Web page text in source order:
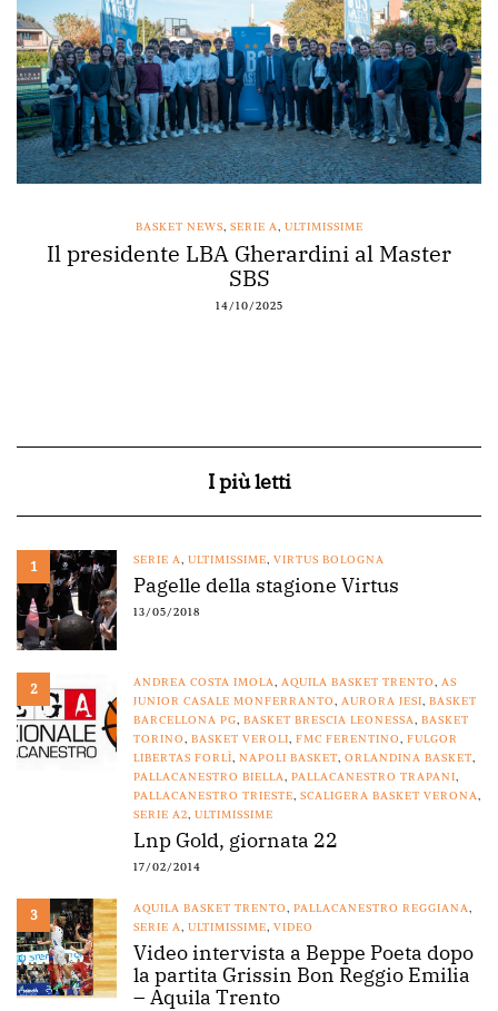
BASKET NEWS, SERIE A, ULTIMISSIME
Il presidente LBA Gherardini al Master
SBS
14/10/2025
I più letti
1 SERIE A, ULTIMISSIME, VIRTUS BOLOGNA
Pagelle della stagione Virtus
13/05/2018
2 ANDREA COSTA IMOLA, AQUILA BASKET TRENTO, AS
JUNIOR CASALE MONFERRANTO, AURORA JESI, BASKET
BARCELLONA PG, BASKET BRESCIA LEONESSA, BASKET
TORINO, BASKET VEROLI, FMC FERENTINO, FULGOR
LIBERTAS FORLÌ, NAPOLI BASKET, ORLANDINA BASKET,
PALLACANESTRO BIELLA, PALLACANESTRO TRAPANI,
PALLACANESTRO TRIESTE, SCALIGERA BASKET VERONA,
SERIE A2, ULTIMISSIME
Lnp Gold, giornata 22
17/02/2014
3 AQUILA BASKET TRENTO, PALLACANESTRO REGGIANA,
SERIE A, ULTIMISSIME, VIDEO
Video intervista a Beppe Poeta dopo
la partita Grissin Bon Reggio Emilia
– Aquila Trento